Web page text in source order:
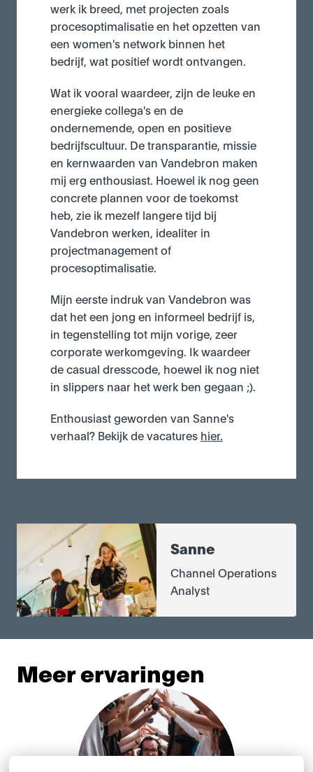
werk ik breed, met projecten zoals
procesoptimalisatie en het opzetten van
een women's network binnen het
bedrijf, wat positief wordt ontvangen.
Wat ik vooral waardeer, zijn de leuke en
energieke collega's en de
ondernemende, open en positieve
bedrijfscultuur. De transparantie, missie
en kernwaarden van Vandebron maken
mij erg enthousiast. Hoewel ik nog geen
concrete plannen voor de toekomst
heb, zie ik mezelf langere tijd bij
Vandebron werken, idealiter in
projectmanagement of
procesoptimalisatie.
Mijn eerste indruk van Vandebron was
dat het een jong en informeel bedrijf is,
in tegenstelling tot mijn vorige, zeer
corporate werkomgeving. Ik waardeer
de casual dresscode, hoewel ik nog niet
in slippers naar het werk ben gegaan ;).
Enthousiast geworden van Sanne's
verhaal? Bekijk de vacatures hier.
Sanne
Channel Operations
Analyst
Meer ervaringen